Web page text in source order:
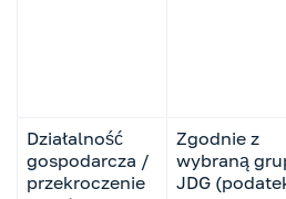
Działalność
gospodarcza /
przekroczenie
Zgodnie z
wybraną
JDG